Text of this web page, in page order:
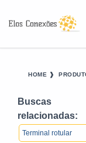
HOME ❱
Buscas
relacionadas:
Terminal rotular